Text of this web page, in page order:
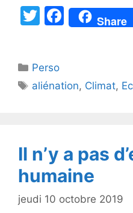
T
er
F
a
b
k
Share
Catégories
Perso
Étiquettes
aliénation, Climat,
Il n’y a pas
humaine
jeudi 10 octobre 2019